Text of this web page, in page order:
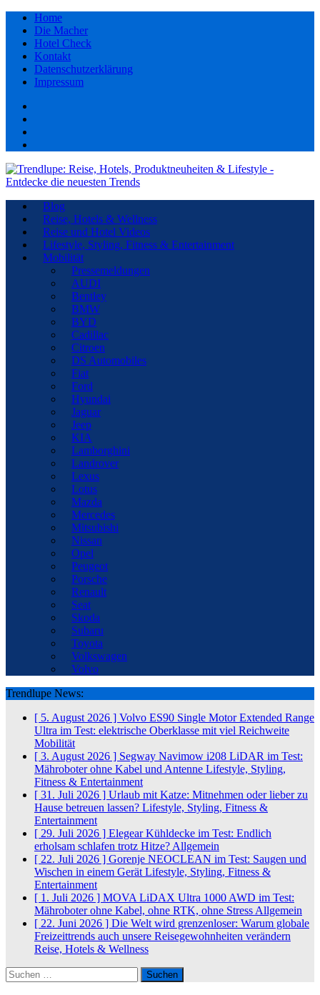
Home
Die Macher
Hotel Check
Kontakt
Datenschutzerklärung
Impressum
Blog
Reise, Hotels & Wellness
Reise und Hotel Videos
Lifestyle, Styling, Fitness & Entertainment
Mobilität
Pressemeldungen
AUDI
Bentley
BMW
BYD
Cadillac
Citroen
DS Automobiles
Fiat
Ford
Hyundai
Jaguar
Jeep
KIA
Lamborghini
Landrover
Lexus
Lotus
Mazda
Mercedes
Mitsubishi
Nissan
Opel
Peugeot
Porsche
Renault
Seat
Skoda
Subaru
Toyota
Volkswagen
Volvo
Trendlupe News:
[ 5. August 2026 ] Volvo ES90 Single Motor Extended Range
Ultra im Test: elektrische Oberklasse mit viel Reichweite
Mobilität
[ 3. August 2026 ] Segway Navimow i208 LiDAR im Test:
Mähroboter ohne Kabel und Antenne Lifestyle, Styling,
Fitness & Entertainment
[ 31. Juli 2026 ] Urlaub mit Katze: Mitnehmen oder lieber zu
Hause betreuen lassen? Lifestyle, Styling, Fitness &
Entertainment
[ 29. Juli 2026 ] Elegear Kühldecke im Test: Endlich
erholsam schlafen trotz Hitze? Allgemein
[ 22. Juli 2026 ] Gorenje NEOCLEAN im Test: Saugen und
Wischen in einem Gerät Lifestyle, Styling, Fitness &
Entertainment
[ 1. Juli 2026 ] MOVA LiDAX Ultra 1000 AWD im Test:
Mähroboter ohne Kabel, ohne RTK, ohne Stress Allgemein
[ 22. Juni 2026 ] Die Welt wird grenzenloser: Warum globale
Freizeittrends auch unsere Reisegewohnheiten verändern
Reise, Hotels & Wellness
Suchen
nach: